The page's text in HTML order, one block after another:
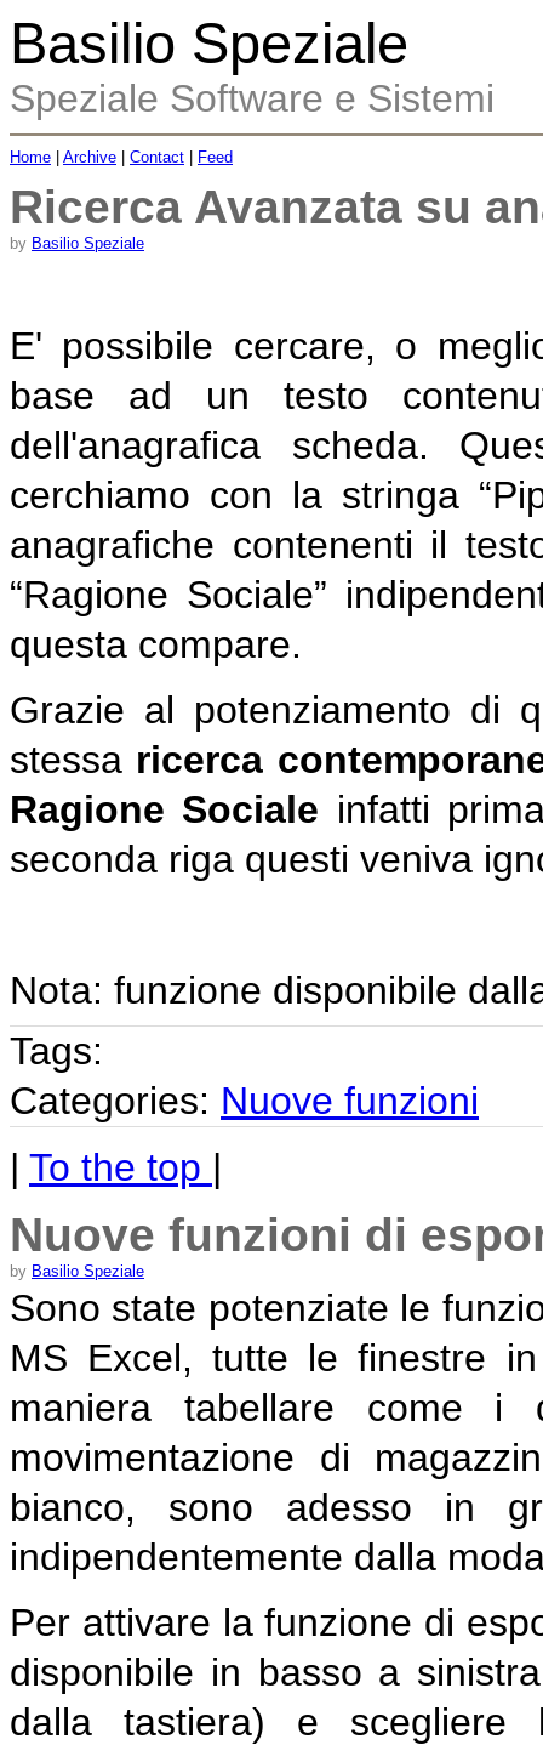
Basilio Speziale
Speziale Software e Sistemi
Home Archive Contact Feed
Ricerca Avanzata su
by Basilio Speziale
E' possibile cercare, o
base ad un testo
dell'anagrafica scheda.
cerchiamo con la stringa
anagrafiche contenenti il
“Ragione Sociale”
questa compare.
Grazie al potenziamento di
stessa ricerca
Ragione Sociale infatti
seconda riga questi veniva
Nota: funzione disponibile
Tags:
Categories: Nuove funzioni
| To the top |
Nuove funzioni di
by Basilio Speziale
Sono state potenziate le
MS Excel, tutte le finestre
maniera tabellare come
movimentazione di
bianco, sono adesso in
indipendentemente dalla
Per attivare la funzione di
disponibile in basso a
dalla tastiera) e scegliere